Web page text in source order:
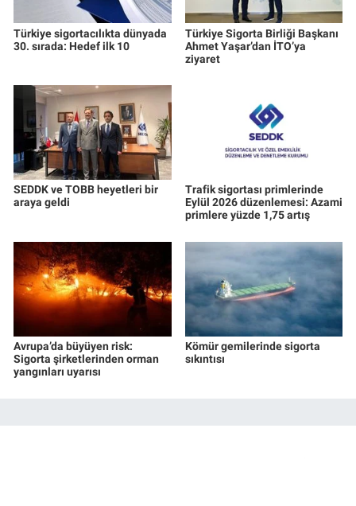
Türkiye sigortacılıkta dünyada
30. sırada: Hedef ilk 10
Türkiye Sigorta Birliği Başkanı
Ahmet Yaşar’dan İTO’ya
ziyaret
SEDDK ve TOBB heyetleri bir
araya geldi
Trafik sigortası primlerinde
Eylül 2026 düzenlemesi: Azami
primlere yüzde 1,75 artış
Avrupa’da büyüyen risk:
Sigorta şirketlerinden orman
yangınları uyarısı
Kömür gemilerinde sigorta
sıkıntısı